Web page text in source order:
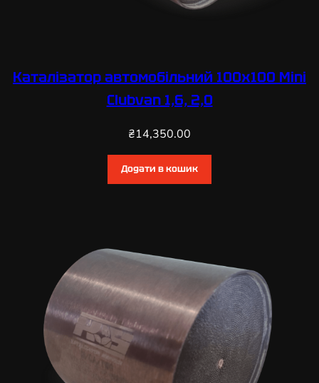
Каталізатор автомобільний 100х100 Mini
Clubvan 1,6, 2,0
₴14,350.00
Додати в кошик